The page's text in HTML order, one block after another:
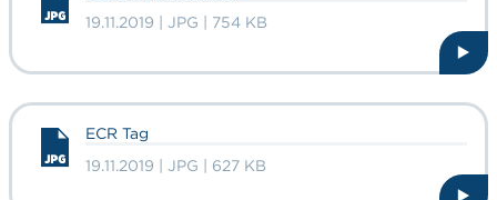
19.11.2019 | JPG | 754 KB
ECR Tag
19.11.2019 | JPG | 627 KB